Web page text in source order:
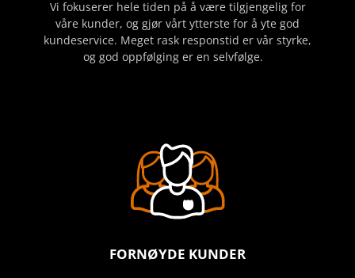
Vi fokuserer hele tiden på å være tilgjengelig for
våre kunder, og gjør vårt ytterste for å yte god
kundeservice. Meget rask responstid er vår styrke,
og god oppfølging er en selvfølge.
FORNØYDE KUNDER